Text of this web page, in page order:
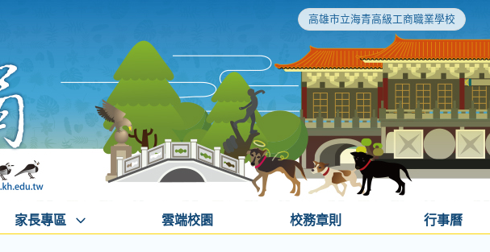
高雄市立海青高級工商職業學校
家長專區 雲端校園 校務章則 行事曆